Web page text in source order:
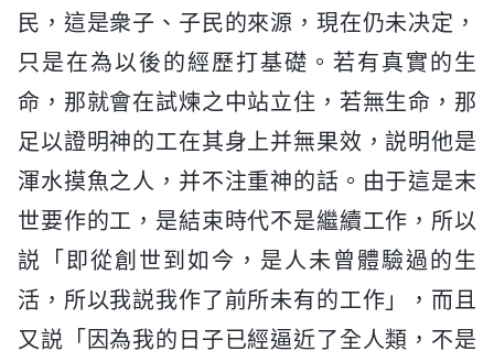
民，這是衆子、子民的來源，現在仍未决定，
只是在為以後的經歷打基礎。若有真實的生
命，那就會在試煉之中站立住，若無生命，那
足以證明神的工在其身上并無果效，説明他是
渾水摸魚之人，并不注重神的話。由于這是末
世要作的工，是結束時代不是繼續工作，所以
説「即從創世到如今，是人未曾體驗過的生
活，所以我説我作了前所未有的工作」，而且
又説「因為我的日子已經逼近了全人類，不是